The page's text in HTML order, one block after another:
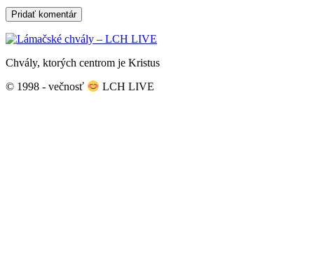
Chvály, ktorých centrom je Kristus
© 1998 - večnosť LCH LIVE